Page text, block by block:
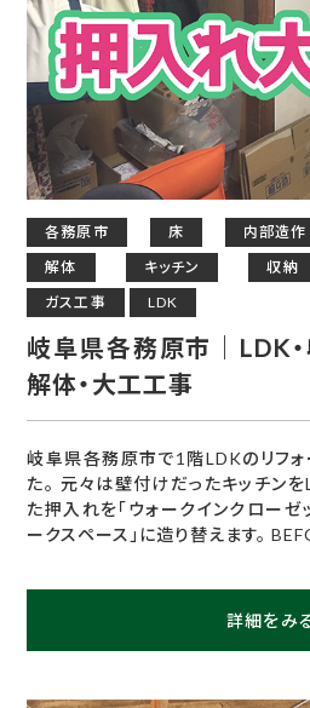
各務原市 床 内部造作
解体
キッチン 収納
ガス工事
LDK
岐阜県各務原市｜LDK
解体・大工工事
岐阜県各務原市で1階LDKのリフ
た。 元々は壁付けだったキッチン
た押入れを「ウォークインクローゼ
ークスペース」に造り替えます。
詳細をみ